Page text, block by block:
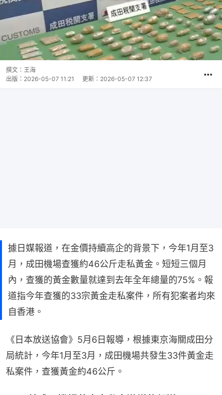
撰文： 王海
出版： 2026-05-07 11:21 更新： 2026-05-07 12:37
據日媒報道，在金價持續高企的背景下，今年1月至3
月，成田機場查獲約46公斤走私黃金。短短三個月
內，查獲的黃金數量就達到去年全年總量的75%。報
道指今年查獲的33宗黃金走私案件，所有犯案者均來
自香港。
《日本放送協會》5月6日報導，根據東京海關成田分
局統計，今年1月至3月，成田機場共發生33件黃金走
私案件，查獲黃金約46公斤。